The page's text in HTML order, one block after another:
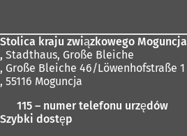
Stolica kraju związkowego Moguncja
, Stadthaus, Große Bleiche
, Große Bleiche 46/Löwenhofstraße 1
, 55116 Moguncja
115 – numer telefonu urzędów
Szybki dostęp